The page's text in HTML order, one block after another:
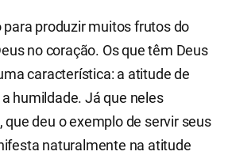
produzir muitos frutos do
no coração. Os que têm Deus
característica: a atitude de
humildade. Já que neles
que deu o exemplo de servir seus
naturalmente na atitude